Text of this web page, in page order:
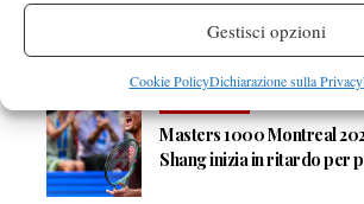
Gestisci opzioni
Cookie PolicyDichiarazione sulla Privacy
WTA 1000 Toronto 2026:
gioco sospeso
Masters 1000 Montreal
Shang inizia in ritardo per